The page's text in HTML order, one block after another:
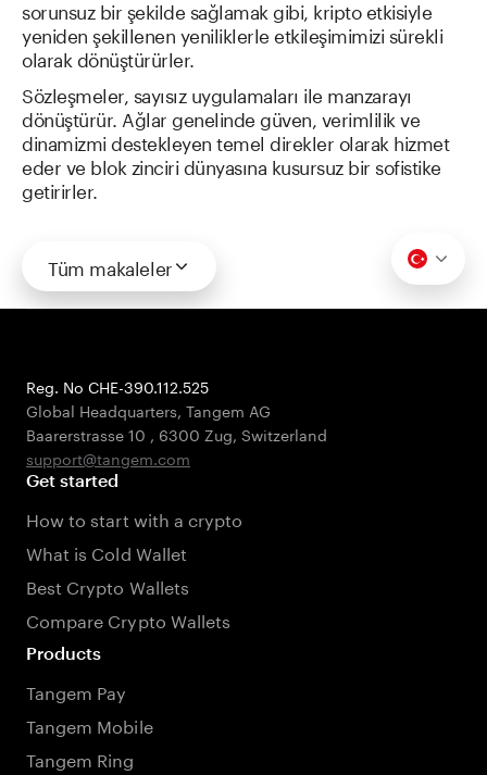
sorunsuz bir şekilde sağlamak gibi, kripto etkisiyle
yeniden şekillenen yeniliklerle etkileşimimizi sürekli
olarak dönüştürürler.
Sözleşmeler, sayısız uygulamaları ile manzarayı
dönüştürür. Ağlar genelinde güven, verimlilik ve
dinamizmi destekleyen temel direkler olarak hizmet
eder ve blok zinciri dünyasına kusursuz bir sofistike
getirirler.
Tüm makaleler
Reg. No CHE-390.112.525
Global Headquarters, Tangem AG
Baarerstrasse 10 , 6300 Zug, Switzerland
support@tangem.com
Get started
How to start with a crypto
What is Cold Wallet
Best Crypto Wallets
Compare Crypto Wallets
Products
Tangem Pay
Tangem Mobile
Tangem Ring